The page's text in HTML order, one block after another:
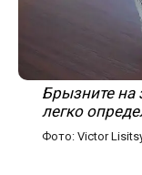
Брызните на
легко
Фото: Victor